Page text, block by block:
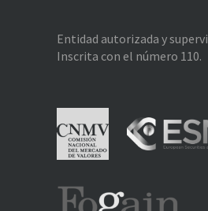
Entidad autorizada y
Inscrita con el número 110.